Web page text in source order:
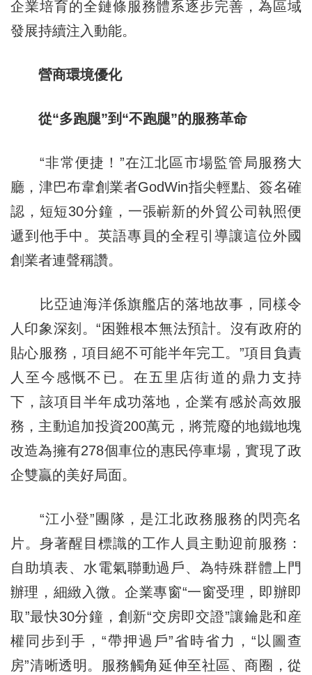
企業培育的全鏈條服務體系逐步完善，為區域
發展持續注入動能。
營商環境優化
從“多跑腿”到“不跑腿”的服務革命
“非常便捷！”在江北區市場監管局服務大
廳，津巴布韋創業者GodWin指尖輕點、簽名確
認，短短30分鐘，一張嶄新的外貿公司執照便
遞到他手中。英語專員的全程引導讓這位外國
創業者連聲稱讚。
比亞迪海洋係旗艦店的落地故事，同樣令
人印象深刻。“困難根本無法預計。沒有政府的
貼心服務，項目絕不可能半年完工。”項目負責
人至今感慨不已。在五里店街道的鼎力支持
下，該項目半年成功落地，企業有感於高效服
務，主動追加投資200萬元，將荒廢的地鐵地塊
改造為擁有278個車位的惠民停車場，實現了政
企雙贏的美好局面。
“江小登”團隊，是江北政務服務的閃亮名
片。身著醒目標識的工作人員主動迎前服務：
自助填表、水電氣聯動過戶、為特殊群體上門
辦理，細緻入微。企業專窗“一窗受理，即辦即
取”最快30分鐘，創新“交房即交證”讓鑰匙和産
權同步到手，“帶押過戶”省時省力，“以圖查
房”清晰透明。服務觸角延伸至社區、商圈，從